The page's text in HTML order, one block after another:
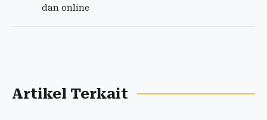
dan online
Artikel Terkait